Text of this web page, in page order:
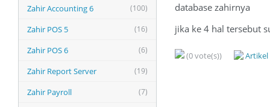
(100)
Zahir Accounting 6
(16)
Zahir POS 5
(6)
Zahir POS 6
(19)
Zahir Report Server
(7)
Zahir Payroll
database zahirnya
jika ke 4 hal tersebut
(0 vote(s))